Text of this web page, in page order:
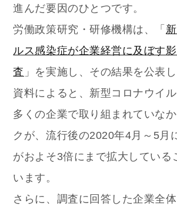
進んだ要因のひとつです。
労働政策研究・研修機構は、「
ルス感染症が企業経営に及ぼす
査 」を実施し、その結果を公表し
資料によると、新型コロナウイ
多くの企業で取り組まれていな
クが、流行後の2020年4月～5月
がおよそ3倍にまで拡大している
います。
さらに、調査に回答した企業全体